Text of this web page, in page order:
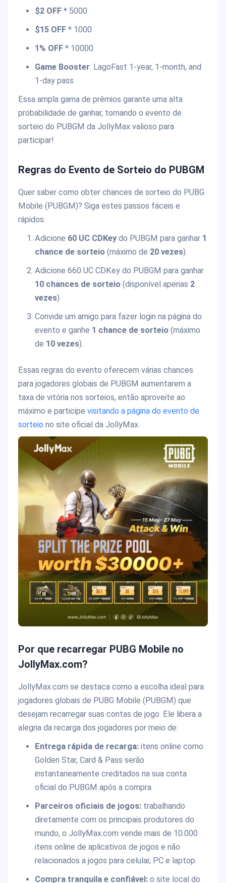
$2 OFF* 5000
$15 OFF* 1000
1% OFF* 10000
Game Booster: LagoFast 1-year, 1-month, and
1-day pass
Essa ampla gama de prêmios garante uma alta
probabilidade de ganhar, tornando o evento de
sorteio do PUBGM da JollyMax valioso para
participar!
Regras do Evento de Sorteio do PUBGM
Quer saber como obter chances de sorteio do PUBG
Mobile (PUBGM)? Siga estes passos fáceis e
rápidos:
Adicione 60 UC CDKeydo PUBGM para ganhar 1
chance de sorteio(máximo de 20 vezes).
Adicione 660 UC CDKey do PUBGM para ganhar
10 chances de sorteio(disponível apenas 2
vezes).
Convide um amigo para fazer login na página do
evento e ganhe 1 chance de sorteio(máximo
de 10 vezes).
Essas regras do evento oferecem várias chances
para jogadores globais de PUBGM aumentarem a
taxa de vitória nos sorteios, então aproveite ao
máximo e participe visitando a página do evento de
sorteio no site oficial da JollyMax.
Por que recarregar PUBG Mobile no
JollyMax.com?
JollyMax.com se destaca como a escolha ideal para
jogadores globais de PUBG Mobile (PUBGM) que
desejam recarregar suas contas de jogo. Ele libera a
alegria da recarga dos jogadores por meio de:
Entrega rápida de recarga: itens online como
Golden Star, Card & Pass serão
instantaneamente creditados na sua conta
oficial do PUBGM após a compra.
Parceiros oficiais de jogos: trabalhando
diretamente com os principais produtores do
mundo, o JollyMax.com vende mais de 10.000
itens online de aplicativos de jogos e não
relacionados a jogos para celular, PC e laptop.
Compra tranquila e confiável:o site local do